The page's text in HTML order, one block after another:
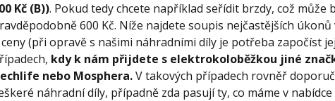
Kč (B)). Pokud tedy chcete například seřídit brzdy, což
600 Kč. Níže najdete soupis nejčastějších
(při opravě s našimi náhradními díly je potřeba započíst
kdy k nám přijdete s elektrokoloběžkou jiné
nebo Mosphera.V takových případech rovněř
náhradní díly, případně zda pasují ty, co máme v